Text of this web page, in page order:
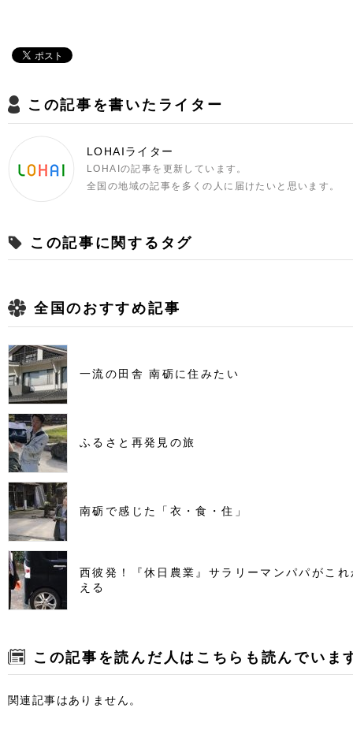
この記事を書いたライター
LOHAIライター
LOHAIの記事を更新しています。
全国の地域の記事を多くの人に届けたいと思います。
この記事に関するタグ
全国のおすすめ記事
一流の田舎 南砺に住みたい
ふるさと再発見の旅
南砺で感じた「衣・食・住」
西彼発！『休日農業』サラリーマンパパがこ
える
この記事を読んだ人はこちらも読んでいま
関連記事はありません。